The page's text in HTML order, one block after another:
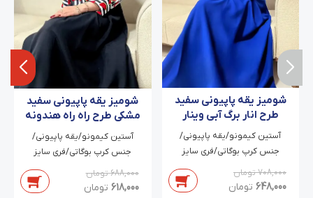
شومیز یقه پاپیونی سفید
طرح انار برگ آبی وینار
آستین کیمونو/یقه پاپیونی/
جنس کرپ بوگاتی/فری سایز
708,000تومان
648,000 تومان
شومیز یقه پاپیونی سفید
مشکی طرح راه راه هندونه
قرمز هالناز
آستین کیمونو/یقه پاپیونی/
جنس کرپ بوگاتی/فری سایز
688,000تومان
618,000 تومان